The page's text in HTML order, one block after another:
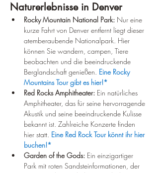
Naturerlebnisse in Denver
Rocky Mountain National Park: Nur eine
kurze Fahrt von Denver entfernt liegt dieser
atemberaubende Nationalpark. Hier
können Sie wandern, campen, Tiere
beobachten und die beeindruckende
Berglandschaft genießen. Eine Rocky
Mountains Tour gibt es hier!*
Red Rocks Amphitheater: Ein natürliches
Amphitheater, das für seine hervorragende
Akustik und seine beeindruckende Kulisse
bekannt ist. Zahlreiche Konzerte finden
hier statt. Eine Red Rock Tour könnt ihr hier
buchen!*
Garden of the Gods: Ein einzigartiger
Park mit roten Sandsteinformationen, der